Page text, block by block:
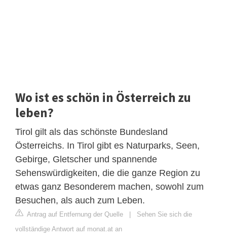
Wo ist es schön in Österreich zu
leben?
Tirol gilt als das schönste Bundesland
Österreichs. In Tirol gibt es Naturparks, Seen,
Gebirge, Gletscher und spannende
Sehenswürdigkeiten, die die ganze Region zu
etwas ganz Besonderem machen, sowohl zum
Besuchen, als auch zum Leben.
Antrag auf Entfernung der Quelle
Sehen Sie sich die
vollständige Antwort auf monat.at an